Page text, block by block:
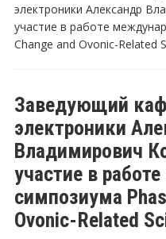
электроники Александр
участие в работе
Change and Ovonic-Related
Заведующий
электроники
Владимирович
участие в
симпозиума
Ovonic-Related